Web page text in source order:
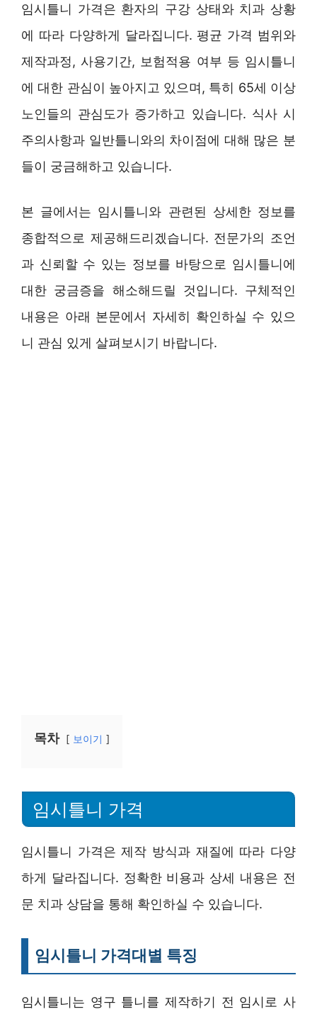
임시틀니 가격은 환자의 구강 상태와 치과 상황
에 따라 다양하게 달라집니다. 평균 가격 범위와
제작과정, 사용기간, 보험적용 여부 등 임시틀니
에 대한 관심이 높아지고 있으며, 특히 65세 이상
노인들의 관심도가 증가하고 있습니다. 식사 시
주의사항과 일반틀니와의 차이점에 대해 많은 분
들이 궁금해하고 있습니다.
본 글에서는 임시틀니와 관련된 상세한 정보를
종합적으로 제공해드리겠습니다. 전문가의 조언
과 신뢰할 수 있는 정보를 바탕으로 임시틀니에
대한 궁금증을 해소해드릴 것입니다. 구체적인
내용은 아래 본문에서 자세히 확인하실 수 있으
니 관심 있게 살펴보시기 바랍니다.
목차 보이기
임시틀니 가격
임시틀니 가격은 제작 방식과 재질에 따라 다양
하게 달라집니다. 정확한 비용과 상세 내용은 전
문 치과 상담을 통해 확인하실 수 있습니다.
임시틀니 가격대별 특징
임시틀니는 영구 틀니를 제작하기 전 임시로 사